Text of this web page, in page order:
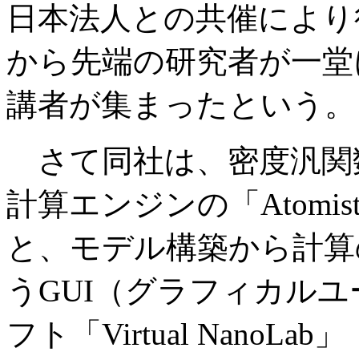
日本法人との共催によ
から先端の研究者が一
講者が集まったという。
さて同社は、密度汎関
計算エンジンの「
と、モデル構築から計
うGUI（グラフィカル
フト「Virtual NanoLab